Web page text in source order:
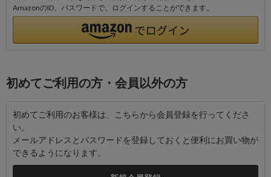
AmazonのID、パスワードで、ログインすることができます。
初めてご利用の方・会員以外の方
初めてご利用のお客様は、こちらから会員登録を行ってくださ
い。
メールアドレスとパスワードを登録しておくと便利にお買い物が
できるようになります。